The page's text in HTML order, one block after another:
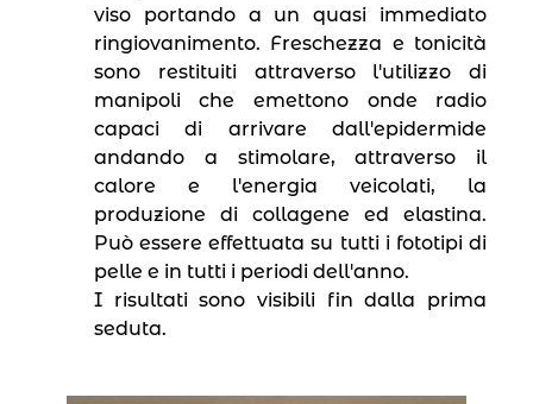
viso portando a un quasi immediato
ringiovanimento. Freschezza e tonicità
sono restituiti attraverso l′utilizzo di
manipoli che emettono onde radio
capaci di arrivare dall′epidermide
andando a stimolare, attraverso il
calore e l′energia veicolati, la
produzione di collagene ed elastina.
Può essere effettuata su tutti i fototipi di
pelle e in tutti i periodi dell′anno.
I risultati sono visibili fin dalla prima
seduta.